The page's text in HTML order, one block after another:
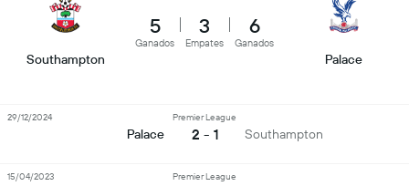
Southampton
5
Ganados
3
Empates
6
Ganados
Palace
Palace
Premier League
2 - 1 Southampton
29/12/2024
Premier League
15/04/2023